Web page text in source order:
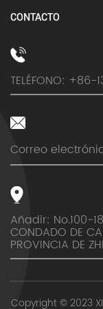
CONTACTO
TELÉFONO: +86-
Correo
Añadir: No.100-
CONDADO DE
PROVINCIA DE
Copyright © 2023